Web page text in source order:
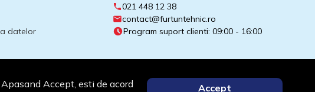
datelor
021 448 12 38
contact@furtuntehnic.ro
Program suport clienti: 09:00 - 16:00
Accept, esti de acord Accept